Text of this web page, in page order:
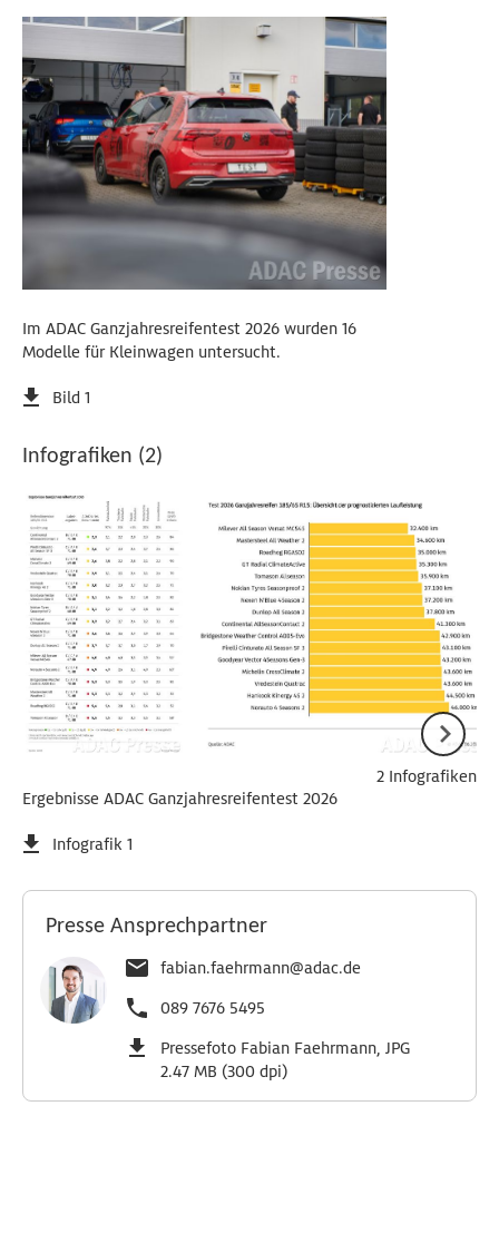
Im ADAC Ganzjahresreifentest 2026 wurden 16
Modelle für Kleinwagen untersucht.
Bild 1
Infografiken (2)
Ergebnisse ADAC Ganzjahresreifentest 2026
Infografik 1
2 Infografiken
Presse Ansprechpartner
fabian.faehrmann@adac.de
089 7676 5495
Pressefoto Fabian Faehrmann, JPG
2.47 MB (300 dpi)